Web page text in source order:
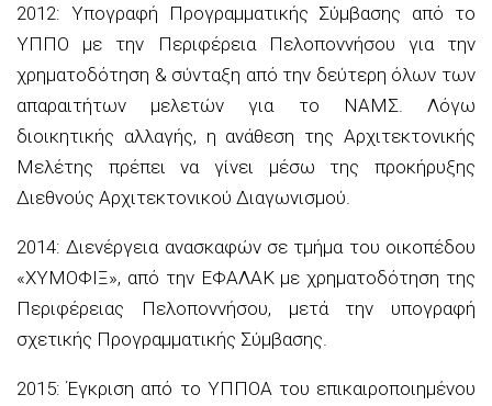
2012: Υπογραφή Προγραμματικής Σύμβασης από το
ΥΠΠΟ με την Περιφέρεια Πελοποννήσου για την
χρηματοδότηση & σύνταξη από την δεύτερη όλων των
απαραιτήτων μελετών για το ΝΑΜΣ. Λόγω
διοικητικής αλλαγής, η ανάθεση της Αρχιτεκτονικής
Μελέτης πρέπει να γίνει μέσω της προκήρυξης
Διεθνούς Αρχιτεκτονικού Διαγωνισμού.
2014: Διενέργεια ανασκαφών σε τμήμα του οικοπέδου
«ΧΥΜΟΦΙΞ», από την ΕΦΑΛΑΚ με χρηματοδότηση της
Περιφέρειας Πελοποννήσου, μετά την υπογραφή
σχετικής Προγραμματικής Σύμβασης.
2015: Έγκριση από το ΥΠΠΟΑ του επικαιροποιημένου